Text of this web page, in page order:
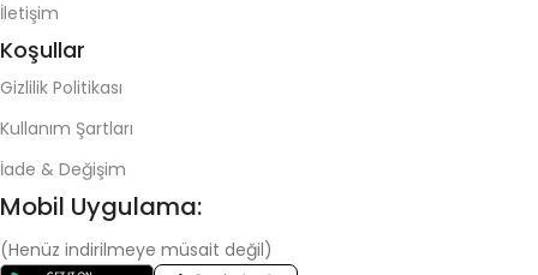
İletişim
Koşullar
Gizlilik Politikası
Kullanım Şartları
İade & Değişim
Mobil Uygulama:
(Henüz indirilmeye müsait değil)